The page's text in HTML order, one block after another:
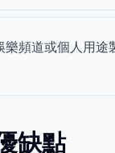
樂頻道或個人用途
缺點